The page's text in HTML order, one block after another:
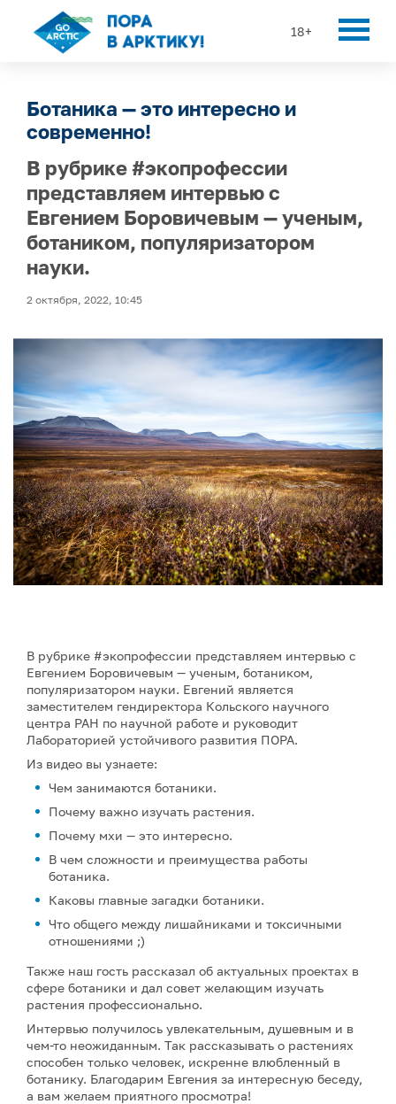
18+
Ботаника — это интересно и
современно!
В рубрике #экопрофессии
представляем интервью с
Евгением Боровичевым — ученым,
ботаником, популяризатором
науки.
2 октября, 2022, 10:45
В рубрике #экопрофессии представляем интервью с
Евгением Боровичевым — ученым, ботаником,
популяризатором науки. Евгений является
заместителем гендиректора Кольского научного
центра РАН по научной работе и руководит
Лабораторией устойчивого развития ПОРА.
Из видео вы узнаете:
Чем занимаются ботаники.
Почему важно изучать растения.
Почему мхи — это интересно.
В чем сложности и преимущества работы
ботаника.
Каковы главные загадки ботаники.
Что общего между лишайниками и токсичными
отношениями ;)
Также наш гость рассказал об актуальных проектах в
сфере ботаники и дал совет желающим изучать
растения профессионально.
Интервью получилось увлекательным, душевным и в
чем-то неожиданным. Так рассказывать о растениях
способен только человек, искренне влюбленный в
ботанику. Благодарим Евгения за интересную беседу,
а вам желаем приятного просмотра!